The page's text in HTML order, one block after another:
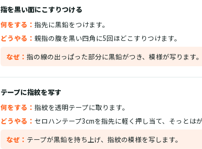
指を黒い面にこすりつける
何をする： 指先に黒鉛をつけます。
どうやる： 親指の腹を黒い四角に5回ほどこすりつけます。
なぜ： 指の線の出っぱった部分に黒鉛がつき、模様が写ります。
テープに指紋を写す
何をする： 指紋を透明テープに取ります。
どうやる： セロハンテープ3cmを指先に軽く押し当て、そっとはが
なぜ： テープが黒鉛を持ち上げ、指紋の模様を写します。